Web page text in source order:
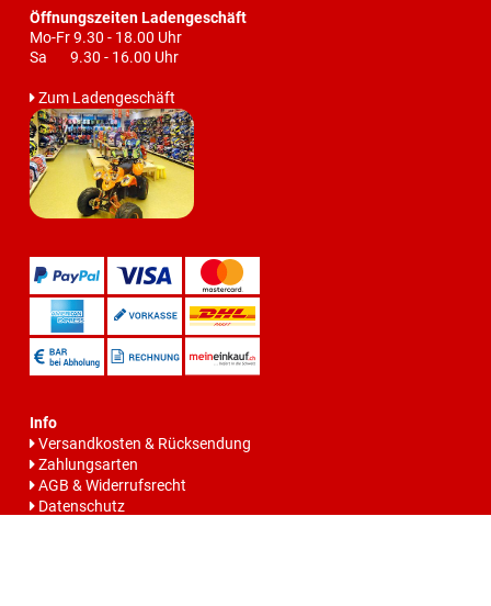
Öffnungszeiten Ladengeschäft
Mo-Fr 9.30 - 18.00 Uhr
Sa 9.30 - 16.00 Uhr
Zum Ladengeschäft
Info
Versandkosten & Rücksendung
Zahlungsarten
AGB & Widerrufsrecht
Datenschutz